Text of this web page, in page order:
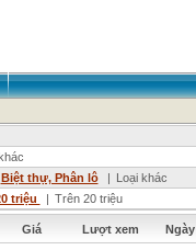
Biệt thự, Phân lô | Loại khác
triệu | Trên 20 triệu
Giá Lượt xem Ngày